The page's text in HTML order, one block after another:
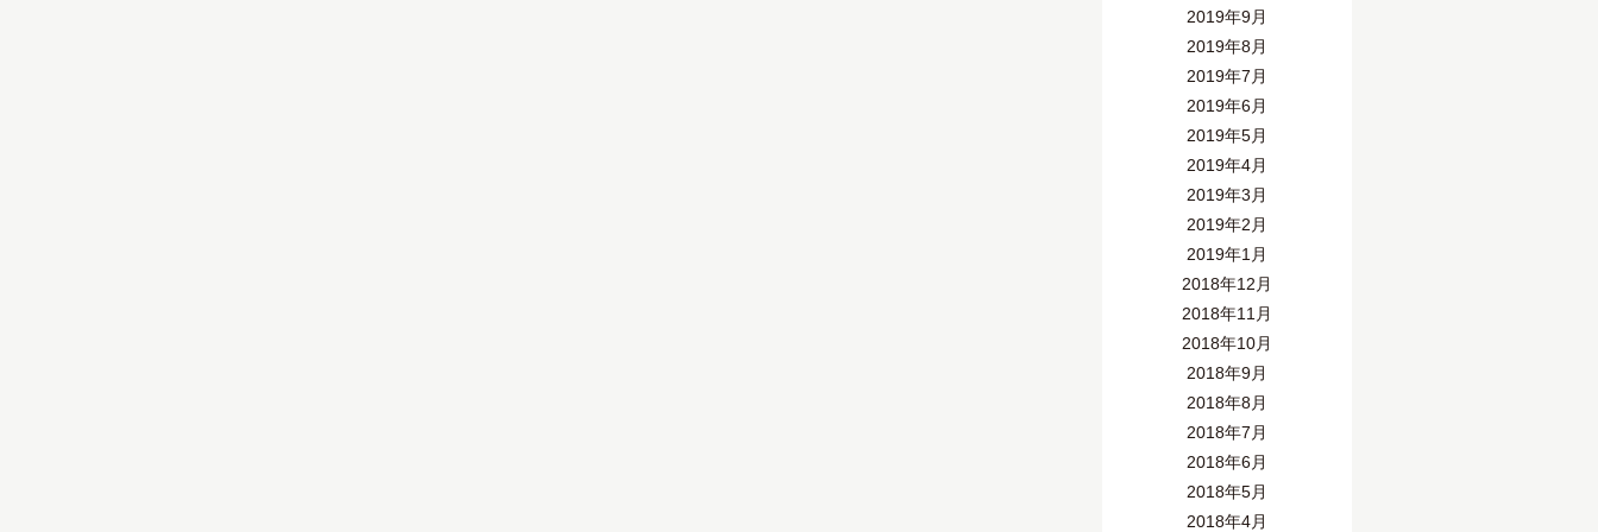
2019年9月
2019年8月
2019年7月
2019年6月
2019年5月
2019年4月
2019年3月
2019年2月
2019年1月
2018年12月
2018年11月
2018年10月
2018年9月
2018年8月
2018年7月
2018年6月
2018年5月
2018年4月